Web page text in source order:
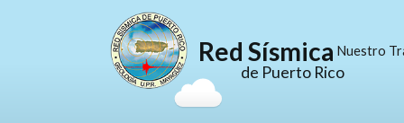
Red Sísmica
de Puerto Rico
Nuestro